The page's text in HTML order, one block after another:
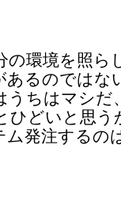
の環境を照ら
あるのではな
うちはマシだ
ひどいと思う
ム発注するの